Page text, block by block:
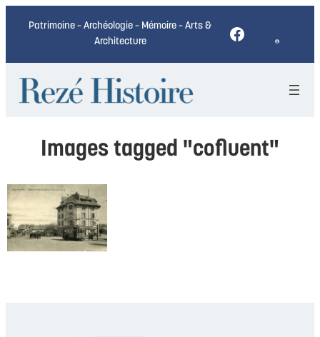
Patrimoine – Archéologie – Mémoire – Arts &
Architecture
Facebook
Images tagged "cofluent"